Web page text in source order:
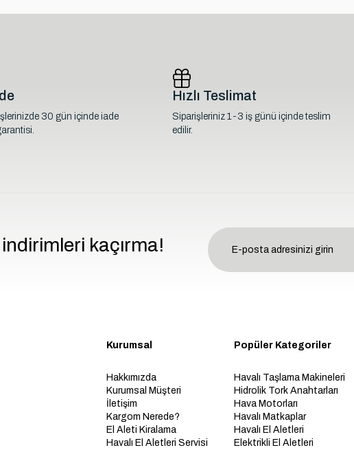
30 gün içinde iade
Hızlı Teslimat
Siparişleriniz 1-3 iş günü içinde teslim
edilir.
kaçırma!
Kurumsal
Hakkımızda
Kurumsal Müşteri
İletişim
Kargom Nerede?
El Aleti Kiralama
Havalı El Aletleri Servisi
Popüler Kategoriler
Havalı Taşlama Makineleri
Hidrolik Tork Anahtarları
Hava Motorları
Havalı Matkaplar
Havalı El Aletleri
Elektrikli El Aletleri